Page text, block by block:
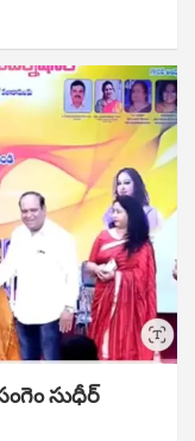
సుధీర్